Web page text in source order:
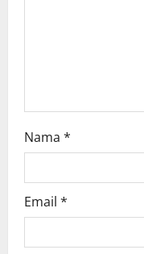
Nama *
Email *